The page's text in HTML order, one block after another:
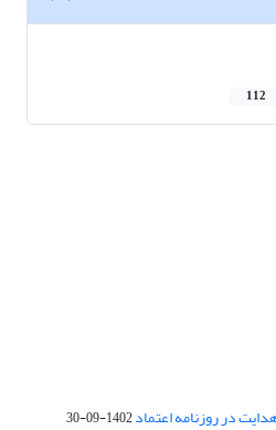
112
در روزنامه اعتماد1402-09-30